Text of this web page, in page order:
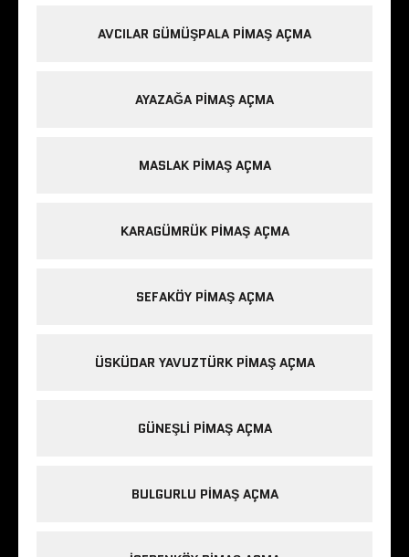
AVCILAR GÜMÜŞPALA PIMAŞ AÇMA
AYAZAĞA PIMAŞ AÇMA
MASLAK PIMAŞ AÇMA
KARAGÜMRÜK PIMAŞ AÇMA
SEFAKÖY PIMAŞ AÇMA
ÜSKÜDAR YAVUZTÜRK PIMAŞ AÇMA
GÜNEŞLI PIMAŞ AÇMA
BULGURLU PIMAŞ AÇMA